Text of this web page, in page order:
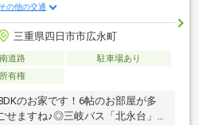
その他の交通
三重県四日市市広永町
南道路
駐車場あり
所有権
のお家です！6帖のお部屋が多
せますね♪◎三岐バス「北永台」停